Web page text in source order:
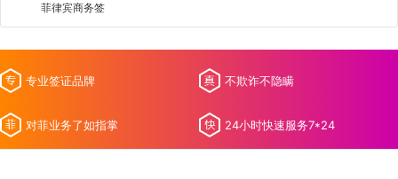
菲律宾商务签
专业签证品牌 不欺诈不隐瞒
对菲业务了如指掌 24小时快速服务7*24